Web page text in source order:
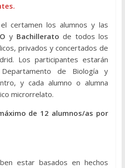
certamen los alumnos y las
yBachillerato de todos los
privados y concertados de
Los participantes estarán
de Biología y
y cada alumno o alumna
microrrelato.
de 12 alumnos/as por
estar basados en hechos